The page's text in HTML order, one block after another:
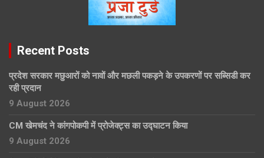
Recent Posts
प्रदेश सरकार मछुआरों को नावों और मछली पकड़ने के उपकरणों पर सब्सिडी कर
रही प्रदान
9 August 2026
CM खेमचंद ने कांगपोकपी में प्रोजेक्ट्स का उद्घाटन किया
9 August 2026